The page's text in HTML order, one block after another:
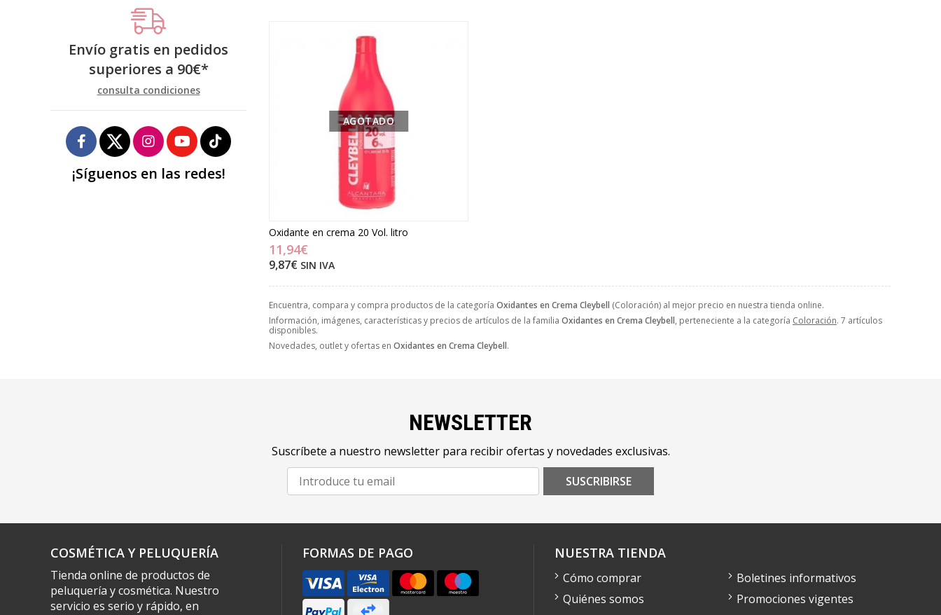
Encuentra, compara y compra productos de la categoría Oxidantes en Crema Cleybell (Coloración) al mejor precio en nuestra tienda online.
Información, imágenes, características y precios de artículos de la familia Oxidantes en Crema Cleybell, perteneciente a la categoría Coloración. 7 artículos
disponibles.
Novedades, outlet y ofertas en Oxidantes en Crema Cleybell.
AGOTADO
Oxidante en crema 20 Vol. litro
11,94€
9,87€ SIN IVA
Envío gratis en pedidos
superiores a 90€*
consulta condiciones
¡Síguenos en las redes!
NEWSLETTER
Suscríbete a nuestro newsletter para recibir ofertas y novedades exclusivas.
SUSCRIBIRSE
COSMÉTICA Y PELUQUERÍA
Tienda online de productos de
peluquería y cosmética. Nuestro
servicio es serio y rápido, en
FORMAS DE PAGO NUESTRA TIENDA
Cómo comprar
Quiénes somos
Boletines informativos
Promociones vigentes